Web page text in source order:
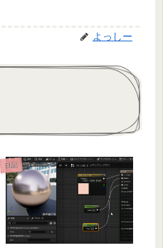
よっしー
日記